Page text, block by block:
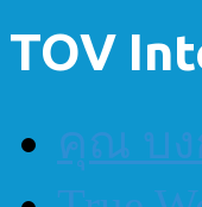
TOV
คุณ บ